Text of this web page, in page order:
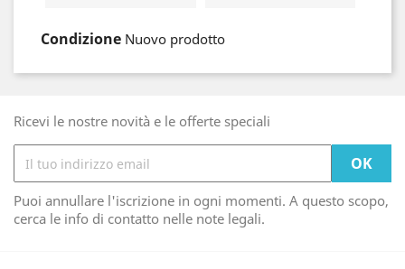
Condizione Nuovo prodotto
Ricevi le nostre novità e le offerte speciali
Puoi annullare l'iscrizione in ogni momenti. A questo scopo,
cerca le info di contatto nelle note legali.